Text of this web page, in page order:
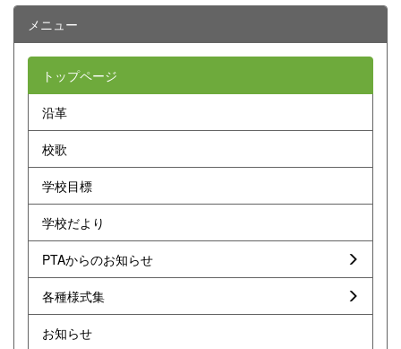
メニュー
トップページ
沿革
校歌
学校目標
学校だより
PTAからのお知らせ
各種様式集
お知らせ